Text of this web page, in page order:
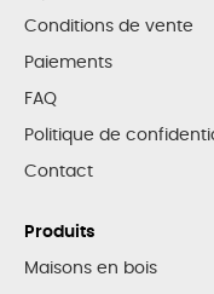
Conditions de vente
Paiements
FAQ
Politique de
Contact
Produits
Maisons en bois